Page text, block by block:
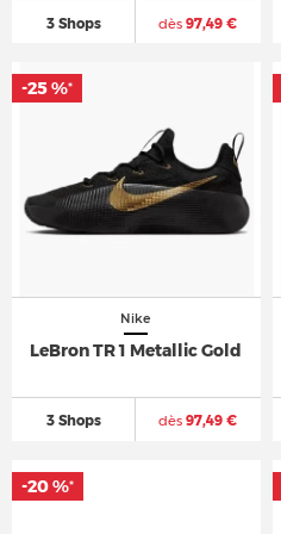
3 Shops dès 97,49 €
Nike
LeBron TR 1 Metallic Gold
3 Shops dès 97,49 €
-25 %*
-20 %*